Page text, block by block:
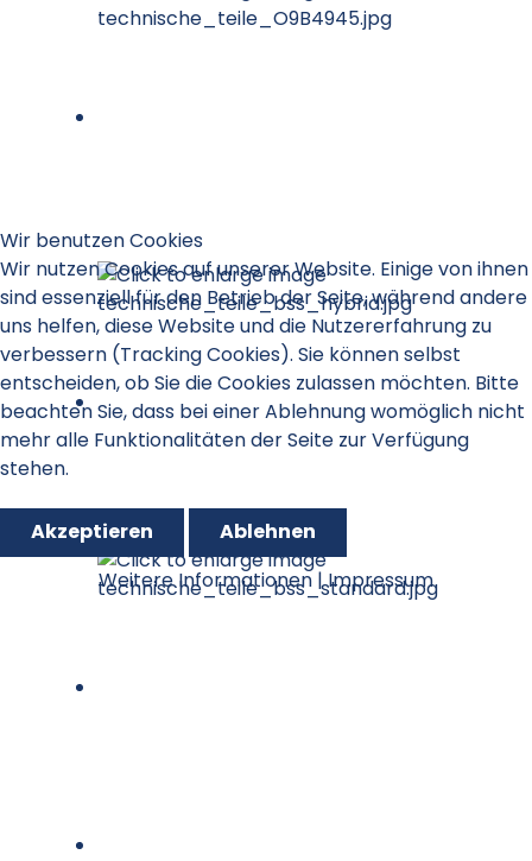
Wir benutzen Cookies
Wir nutzen Cookies auf unserer Website. Einige von ihnen
sind essenziell für den Betrieb der Seite, während andere
uns helfen, diese Website und die Nutzererfahrung zu
verbessern (Tracking Cookies). Sie können selbst
entscheiden, ob Sie die Cookies zulassen möchten. Bitte
beachten Sie, dass bei einer Ablehnung womöglich nicht
mehr alle Funktionalitäten der Seite zur Verfügung
stehen.
Akzeptieren
Ablehnen
Weitere Informationen |Impressum